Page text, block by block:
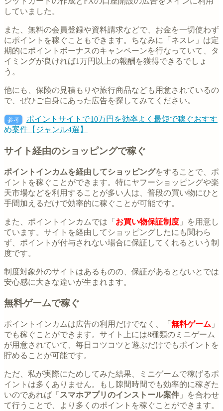
していました。
また、無料の会員登録や資料請求などで、お金を一切使わず
にポイントを稼ぐこともできます。ちなみに「ネスレ」は定
期的にポイントボーナスのキャンペーンを行なっていて、タ
イミングが良ければ1万円以上の報酬を獲得できるでしょ
う。
他にも、保険の見積もりや旅行商品なども用意されているの
で、ぜひご自身にあった広告を探してみてください。
参考
ポイントサイトで10万円を効率よく最短で稼ぐおすす
め案件【ジャンル4選】
サイト経由のショッピングで稼ぐ
ポイントインカムを経由してショッピングをすることで、ポ
イントを稼ぐことができます。特にヤフーショッピングや楽
天市場などを利用することが多い人は、普段の買い物にひと
手間加えるだけで効率的に稼ぐことが可能です。
また、ポイントインカムでは「 お買い物保証制度 」を用意し
ています。サイトを経由してショッピングしたにも関わら
ず、ポイントが付与されない場合に保証してくれるという制
度です。
制度対象外のサイトはあるものの、保証があるとないとでは
安心感に大きな違いが生まれます。
無料ゲームで稼ぐ
ポイントインカムは広告の利用だけでなく、「 無料ゲーム 」
でも稼ぐことができます。サイト上には8種類のミニゲーム
が用意されていて、毎日コツコツと遊ぶだけでもポイントを
貯めることが可能です。
ただ、私が実際にためしてみた結果、ミニゲームで稼げるポ
イントは多くありません。もし隙間時間でも効率的に稼ぎた
いのであれば「 スマホアプリのインストール案件 」を合わせ
て行うことで、より多くのポイントを稼ぐことができます。